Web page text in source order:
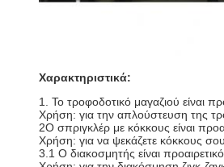
Χαρακτηριστικά:
1. Το τροφοδοτικό μαγαζιού είναι
Χρήση: για την απλούστευση της
2Ο σπριγκλέρ με κόκκους είναι
Χρήση: για να ψεκάζετε κόκκους
3.1 Ο διακοσμητής είναι